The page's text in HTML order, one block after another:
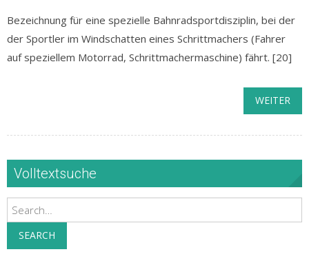
Bezeichnung für eine spezielle Bahnradsportdisziplin, bei der
der Sportler im Windschatten eines Schrittmachers (Fahrer
auf speziellem Motorrad, Schrittmachermaschine) fährt. [20]
WEITER
Volltextsuche
Search
SEARCH